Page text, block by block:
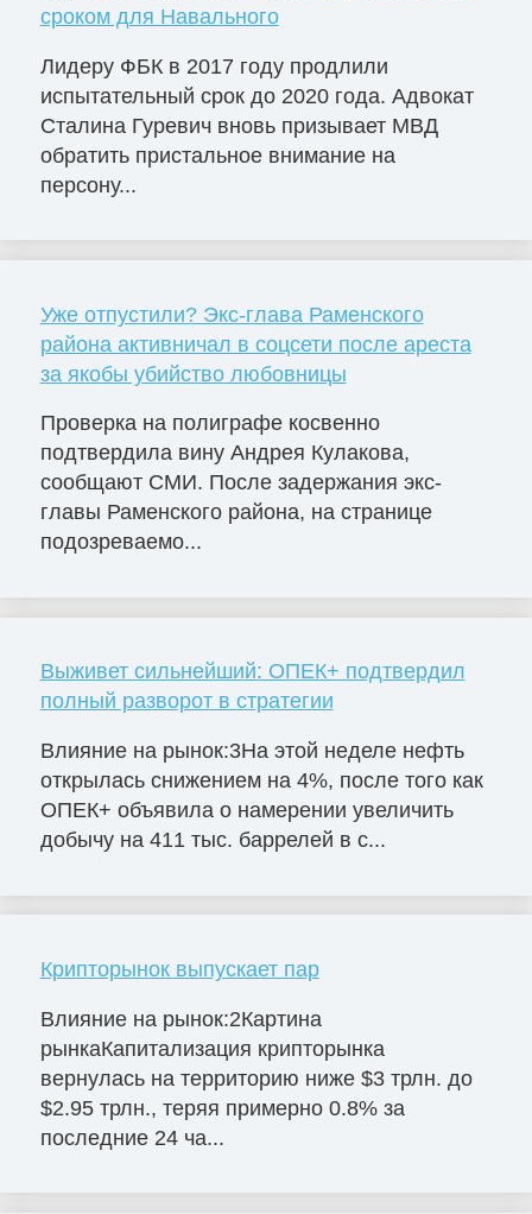
сроком для Навального
Лидеру ФБК в 2017 году продлили
испытательный срок до 2020 года. Адвокат
Сталина Гуревич вновь призывает МВД
обратить пристальное внимание на
персону...
Уже отпустили? Экс-глава Раменского
района активничал в соцсети после ареста
за якобы убийство любовницы
Проверка на полиграфе косвенно
подтвердила вину Андрея Кулакова,
сообщают СМИ. После задержания экс-
главы Раменского района, на странице
подозреваемо...
Выживет сильнейший: ОПЕК+ подтвердил
полный разворот в стратегии
Влияние на рынок:3На этой неделе нефть
открылась снижением на 4%, после того как
ОПЕК+ объявила о намерении увеличить
добычу на 411 тыс. баррелей в с...
Крипторынок выпускает пар
Влияние на рынок:2Картина
рынкаКапитализация крипторынка
вернулась на территорию ниже $3 трлн. до
$2.95 трлн., теряя примерно 0.8% за
последние 24 ча...